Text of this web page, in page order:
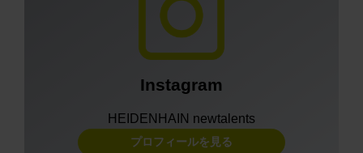
Instagram
HEIDENHAIN newtalents
プロフィールを見る